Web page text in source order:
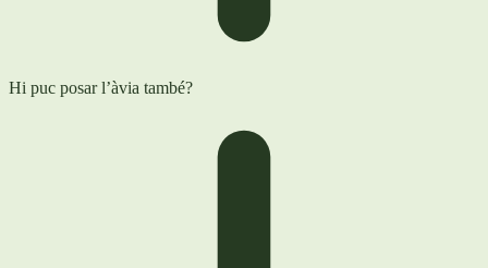
Hi puc posar l’àvia també?